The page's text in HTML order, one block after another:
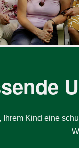
Kind eine
Datenschutzerklärung.